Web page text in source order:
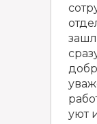
уют